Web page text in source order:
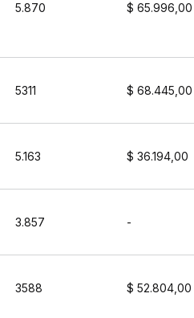
5.870 $ 65.996,00
5311 $ 68.445,00
5.163 $ 36.194,00
3.857 -
3588 $ 52.804,00